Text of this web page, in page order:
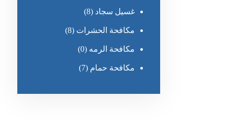
غسيل سجاد (8)
مكافحة الحشرات (8)
مكافحة الرمه (0)
مكافحة حمام (7)